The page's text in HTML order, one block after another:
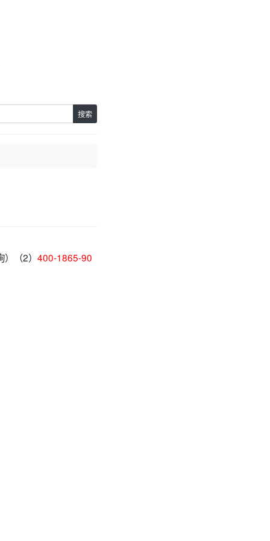
搜索
）（2） 400-1865-90